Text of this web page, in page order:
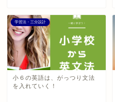
学習法・三分設計
小６の英語は、がっつり文法
を入れていく！